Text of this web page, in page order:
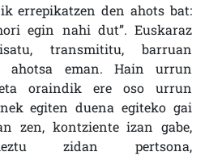
errepikatzen den ahots bat:
egin nahi dut”. Euskaraz
transmititu, barruan
ahotsa eman. Hain urrun
oraindik ere oso urrun
egiten duena egiteko gai
zen, kontziente izan gabe,
zidan pertsona,